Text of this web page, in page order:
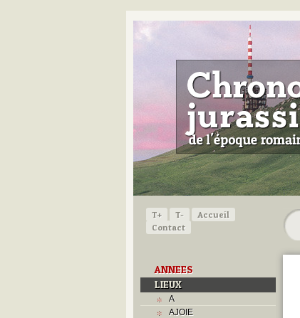
T+ T-
Accueil
Contact
ANNEES
LIEUX
A
AJOIE